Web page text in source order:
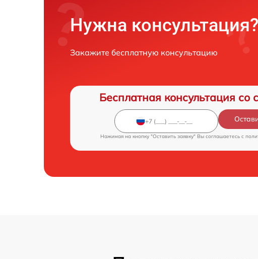
Нужна консультация?
Закажите бесплатную консультацию
Бесплатная консультация со
Нажимая на кнопку "Оставить заявку" Вы соглашаетесь c